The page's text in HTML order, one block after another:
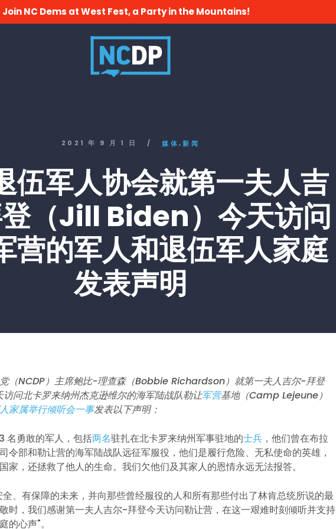
Join NC Dems at West Fest, a Party in the Mountains!
2021 年 9 月 1 日 / 媒体,新闻
伍军人协会就第一夫人吉
（Jill Biden）今天访问
营的军人和退伍军人家庭
发表声明
（NCDP）主席鲍比-理查森（Bobbie Richardson）就第一夫人吉尔-拜登
访问北卡罗来纳州杰克逊维尔的海军陆战队勒让军营基地（Camp Lejeune）
家属举行倾听会一事发表以下声明：
名勇敢的军人，包括两名驻扎在北卡罗来纳州军事驻地的士兵 ，他们曾在布拉
令部和勒让营的海军陆战队远征军服役，他们是履行危险、无私使命的英雄，
家，还拯救了他人的生命。我们欠他们及其家人的恩情永远无法报答。
、有保障的未来，并向那些曾经服役的人和所有那些付出了林肯总统所说的最
时，我们感谢第一夫人吉尔-拜登今天访问勒让营，在这一艰难时刻倾听并支持
的心声"。